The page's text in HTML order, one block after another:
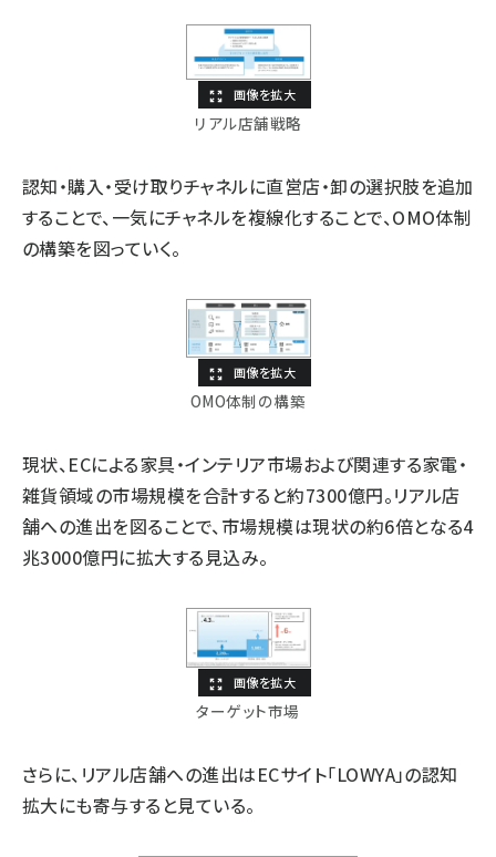
リアル店舗戦略
認知・購入・受け取りチャネルに直営店・卸の選択肢を追加
することで、一気にチャネルを複線化することで、OMO体制
の構築を図っていく。
OMO体制の構築
現状、ECによる家具・インテリア市場および関連する家電・
雑貨領域の市場規模を合計すると約7300億円。リアル店
舗への進出を図ることで、市場規模は現状の約6倍となる4
兆3000億円に拡大する見込み。
ターゲット市場
さらに、リアル店舗への進出はECサイト「LOWYA」の認知
拡大にも寄与すると見ている。